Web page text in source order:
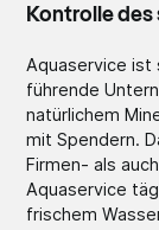
Kontrolle
Aquaservice ist
führende
natürlichem
mit Spendern.
Firmen- als
Aquaservice
frischem